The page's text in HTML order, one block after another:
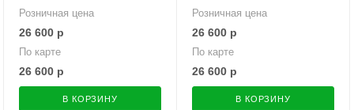
Розничная цена
26 600 р
По карте
26 600 р
В КОРЗИНУ
Розничная цена
26 600 р
По карте
26 600 р
В КОРЗИНУ